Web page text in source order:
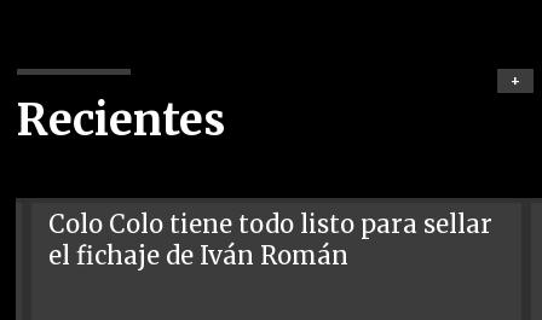
Recientes
+
Colo Colo tiene todo listo para sellar
el fichaje de Iván Román